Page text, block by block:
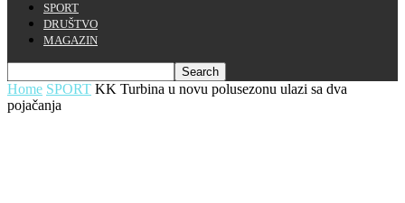
SPORT
DRUŠTVO
MAGAZIN
Home SPORT KK Turbina u novu polusezonu ulazi sa dva
pojačanja